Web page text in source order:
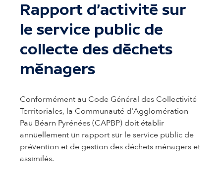
Rapport d'activité sur
le service public de
collecte des déchets
ménagers
Conformément au Code Général des Collectivité
Territoriales, la Communauté d'Agglomération
Pau Béarn Pyrénées (CAPBP) doit établir
annuellement un rapport sur le service public de
prévention et de gestion des déchets ménagers et
assimilés.